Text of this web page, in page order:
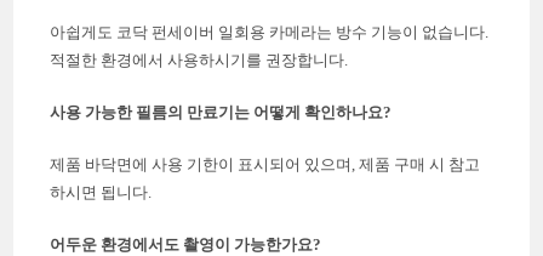
아쉽게도 코닥 펀세이버 일회용 카메라는 방수 기능이 없습니다.
적절한 환경에서 사용하시기를 권장합니다.
사용 가능한 필름의 만료기는 어떻게 확인하나요?
제품 바닥면에 사용 기한이 표시되어 있으며, 제품 구매 시 참고
하시면 됩니다.
어두운 환경에서도 촬영이 가능한가요?